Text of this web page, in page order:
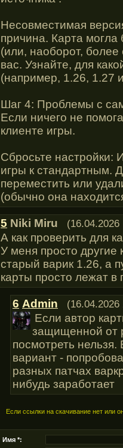
Несовместимая
причина. Карта
(или, наоборот,
вас. Узнайте, для
(например, 1.26, 1.27
Шаг 4: Проблемы с
Если ничего не
клиенте игры.
Сбросьте настройки:
игры к стандартным.
переместить или
(обычно она
5 Niki Miru (16.04.2026
А как проверить для
У меня просто
старый варик 1.26, а
карты просто лежат в
6 Admin (16.04.2026
Если автор
защищенной от
посмотреть
вариант -
разных патчах
нибудь заработает
Если ссылки на скачивание нет или
Имя *: